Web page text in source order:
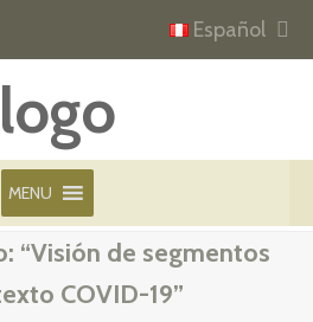
Español
MENU
“Visión de segmentos
COVID-19”